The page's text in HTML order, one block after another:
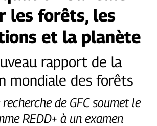
accaparement des terres et
forestière et plantations d’arbres en
les forêts, les
et la planète
rapport de la
mondiale des forêts
de GFC soumet le
REDD+ à un examen